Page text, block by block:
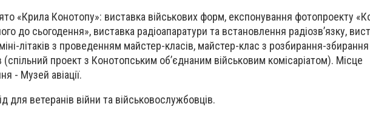
«Крила Конотопу»: виставка військових форм, експонування фотопроекту
до сьогодення», виставка радіоапаратури та встановлення радіозв’язку,
літаків з проведенням майстер-класів, майстер-клас з розбирання-збирання
(спільний проект з Конотопським об’єднаним військовим комісаріатом). Місце
- Музей авіації.
для ветеранів війни та військовослужбовців.